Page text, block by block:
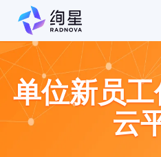
单位新员
云